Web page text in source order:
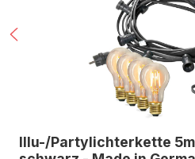
Illu-/Partylichterkette